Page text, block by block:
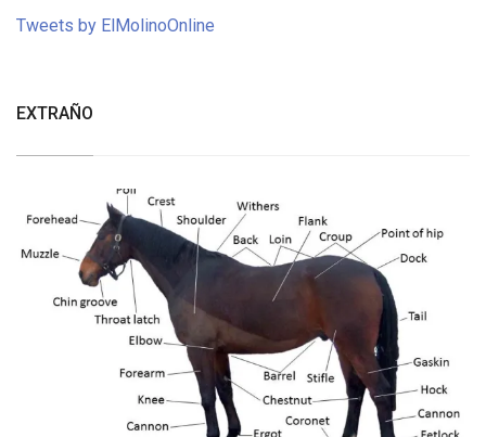
Tweets by ElMolinoOnline
EXTRAÑO